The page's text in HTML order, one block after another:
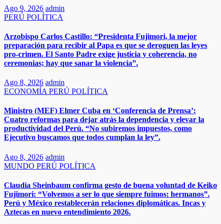
Ago 9, 2026 admin
PERÚ POLÍTICA
Arzobispo Carlos Castillo: “Presidenta Fujimori, la mejor
preparación para recibir al Papa es que se deroguen las leyes
pro-crimen. El Santo Padre exige justicia y coherencia, no
ceremonias; hay que sanar la violencia”.
Ago 8, 2026 admin
ECONOMÍA PERÚ POLÍTICA
Ministro (MEF) Elmer Cuba en ‘Conferencia de Prensa’:
Cuatro reformas para dejar atrás la dependencia y elevar la
productividad del Perú. “No subiremos impuestos, como
Ejecutivo buscamos que todos cumplan la ley”.
Ago 8, 2026 admin
MUNDO PERÚ POLÍTICA
​​Claudia Sheinbaum confirma gesto de buena voluntad de Keiko
Fujimori: “Volvemos a ser lo que siempre fuimos: hermanos”.
Perú y México restablecerán relaciones diplomáticas. Incas y
Aztecas en nuevo entendimiento 2026.​